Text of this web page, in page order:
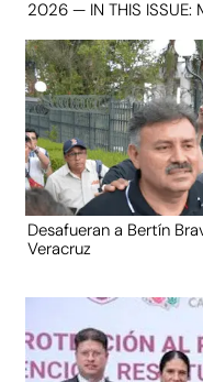
2026 — IN THIS ISSUE:
Desafueran a Bertín
Veracruz